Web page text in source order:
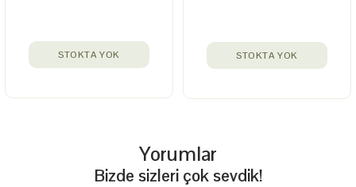
STOKTA YOK STOKTA YOK
Yorumlar
Bizde sizleri çok sevdik!